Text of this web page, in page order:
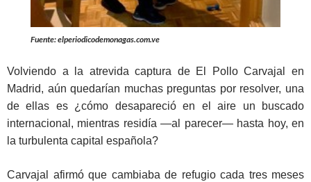
Fuente: elperiodicodemonagas.com.ve
Volviendo a la atrevida captura de El Pollo Carvajal en
Madrid, aún quedarían muchas preguntas por resolver, una
de ellas es ¿cómo desapareció en el aire un buscado
internacional, mientras residía —al parecer— hasta hoy, en
la turbulenta capital española?
Carvajal afirmó que cambiaba de refugio cada tres meses